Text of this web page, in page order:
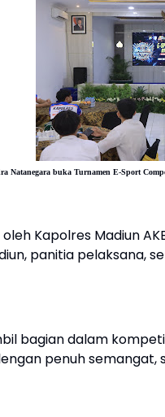
Natanegara buka Turnamen E-Sport
Kapolres Madiun
panitia pelaksana,
bagian dalam
penuh